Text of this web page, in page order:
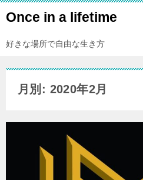
Once in a lifetime
好きな場所で自由な生き方
月別: 2020年2月